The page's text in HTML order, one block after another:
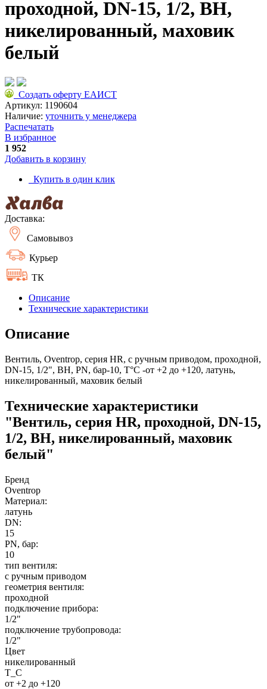
проходной, DN-15, 1/2, ВН,
никелированный, маховик
белый
Создать оферту ЕАИСТ
Артикул: 1190604
Наличие: уточнить у менеджера
Распечатать
В избранное
1 952
Добавить в корзину
Купить в один клик
Доставка:
Самовывоз
Курьер
ТК
Описание
Технические характеристики
Описание
Вентиль, Oventrop, серия HR, с ручным приводом, проходной,
DN-15, 1/2", ВН, PN, бар-10, T°C -от +2 до +120, латунь,
никелированный, маховик белый
Технические характеристики
"Вентиль, серия HR, проходной, DN-15,
1/2, ВН, никелированный, маховик
белый"
Бренд
Oventrop
Материал:
латунь
DN:
15
PN, бар:
10
тип вентиля:
с ручным приводом
геометрия вентиля:
проходной
подключение прибора:
1/2"
подключение трубопровода:
1/2"
Цвет
никелированный
T_C
от +2 до +120